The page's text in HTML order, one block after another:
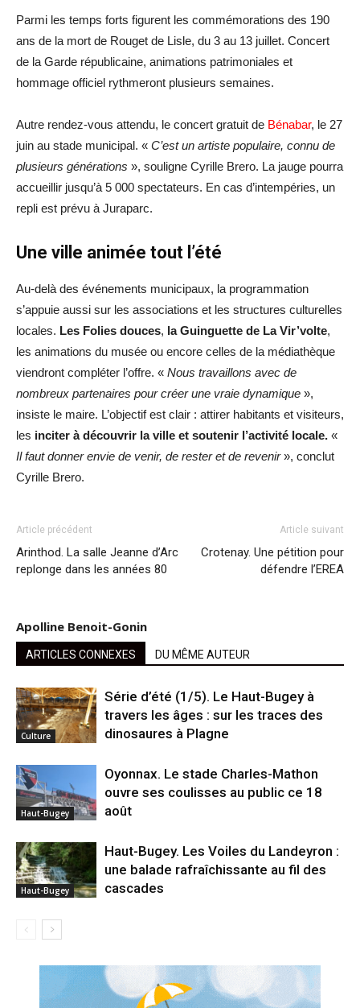
Parmi les temps forts figurent les commémorations des 190
ans de la mort de Rouget de Lisle, du 3 au 13 juillet. Concert
de la Garde républicaine, animations patrimoniales et
hommage officiel rythmeront plusieurs semaines.
Autre rendez-vous attendu, le concert gratuit de Bénabar, le 27
juin au stade municipal. « C’est un artiste populaire, connu de
plusieurs générations », souligne Cyrille Brero. La jauge pourra
accueillir jusqu’à 5 000 spectateurs. En cas d’intempéries, un
repli est prévu à Juraparc.
Une ville animée tout l’été
Au-delà des événements municipaux, la programmation
s’appuie aussi sur les associations et les structures culturelles
locales. Les Folies douces, la Guinguette de La Vir’volte,
les animations du musée ou encore celles de la médiathèque
viendront compléter l’offre. « Nous travaillons avec de
nombreux partenaires pour créer une vraie dynamique »,
insiste le maire. L’objectif est clair : attirer habitants et visiteurs,
les inciter à découvrir la ville et soutenir l’activité locale. «
Il faut donner envie de venir, de rester et de revenir», conclut
Cyrille Brero.
Article précédent
Arinthod. La salle Jeanne d’Arc
replonge dans les années 80
Article suivant
Crotenay. Une pétition pour
défendre l’EREA
Apolline Benoit-Gonin
ARTICLES CONNEXES DU MÊME AUTEUR
Culture
Série d’été (1/5). Le Haut-Bugey à
travers les âges : sur les traces des
dinosaures à Plagne
Haut-Bugey
Oyonnax. Le stade Charles-Mathon
ouvre ses coulisses au public ce 18
août
Haut-Bugey
Haut-Bugey. Les Voiles du Landeyron :
une balade rafraîchissante au fil des
cascades